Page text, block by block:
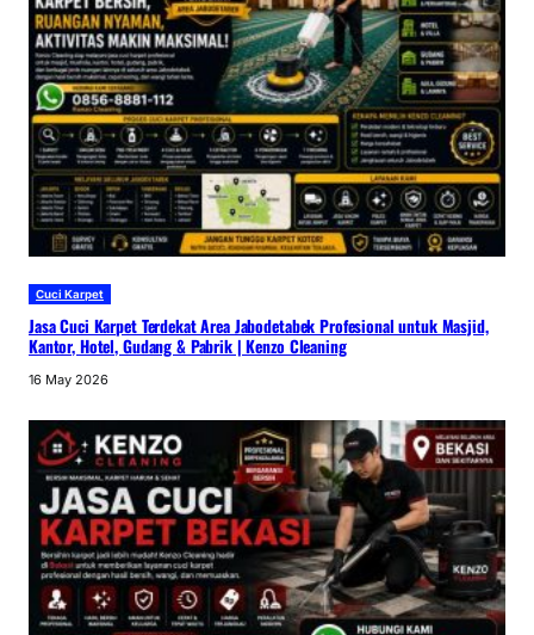
Cuci Karpet
Jasa Cuci Karpet Terdekat Area Jabodetabek Profesional untuk Masjid,
Kantor, Hotel, Gudang & Pabrik | Kenzo Cleaning
16 May 2026